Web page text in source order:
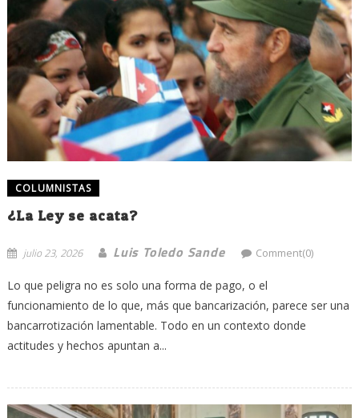
COLUMNISTAS
¿La Ley se acata?
julio 23, 2026 Luis Toledo Sande Comment(0)
Lo que peligra no es solo una forma de pago, o el
funcionamiento de lo que, más que bancarización, parece ser una
bancarrotización lamentable. Todo en un contexto donde
actitudes y hechos apuntan a...